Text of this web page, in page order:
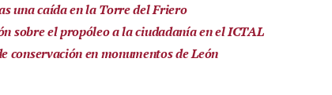
una caída en la Torre del Friero
sobre el propóleo a la ciudadanía en el ICTAL
conservación en monumentos de León